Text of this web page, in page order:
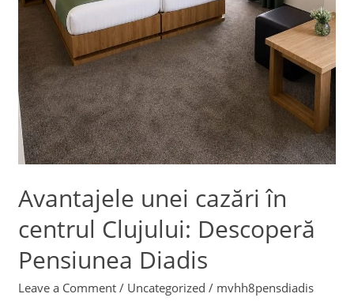
Avantajele unei cazări în
centrul Clujului: Descoperă
Pensiunea Diadis
Leave a Comment / Uncategorized / mvhh8pensdiadis